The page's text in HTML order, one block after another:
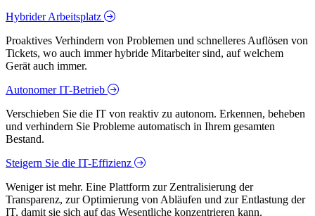
Hybrider Arbeitsplatz
Proaktives Verhindern von Problemen und schnelleres Auflösen von
Tickets, wo auch immer hybride Mitarbeiter sind, auf welchem
Gerät auch immer.
Autonomer IT-Betrieb
Verschieben Sie die IT von reaktiv zu autonom. Erkennen, beheben
und verhindern Sie Probleme automatisch in Ihrem gesamten
Bestand.
Steigern Sie die IT-Effizienz
Weniger ist mehr. Eine Plattform zur Zentralisierung der
Transparenz, zur Optimierung von Abläufen und zur Entlastung der
IT, damit sie sich auf das Wesentliche konzentrieren kann.